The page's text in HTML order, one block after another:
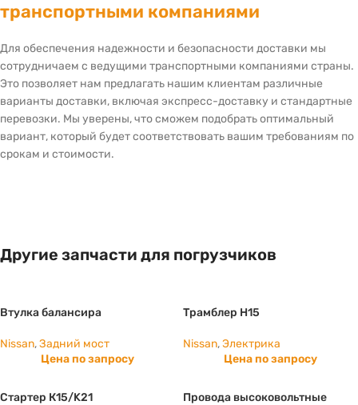
транспортными компаниями
Для обеспечения надежности и безопасности доставки мы
сотрудничаем с ведущими транспортными компаниями страны.
Это позволяет нам предлагать нашим клиентам различные
варианты доставки, включая экспресс-доставку и стандартные
перевозки. Мы уверены, что сможем подобрать оптимальный
вариант, который будет соответствовать вашим требованиям по
срокам и стоимости.
Другие запчасти для погрузчиков
Втулка балансира
Nissan,Задний мост
Цена по запросу
Трамблер Н15
Nissan,Электрика
Цена по запросу
Стартер К15/K21
Провода высоковольтные